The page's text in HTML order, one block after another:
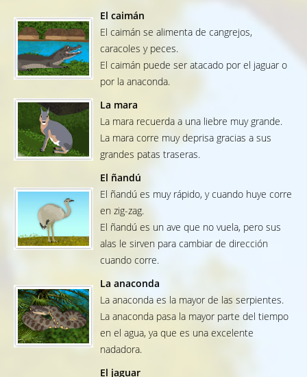
El caimán
El caimán se alimenta de cangrejos,
caracoles y peces.
El caimán puede ser atacado por el jaguar o
por la anaconda.
La mara
La mara recuerda a una liebre muy grande.
La mara corre muy deprisa gracias a sus
grandes patas traseras.
El ñandú
El ñandú es muy rápido, y cuando huye corre
en zig-zag.
El ñandú es un ave que no vuela, pero sus
alas le sirven para cambiar de dirección
cuando corre.
La anaconda
La anaconda es la mayor de las serpientes.
La anaconda pasa la mayor parte del tiempo
en el agua, ya que es una excelente
nadadora.
El jaguar